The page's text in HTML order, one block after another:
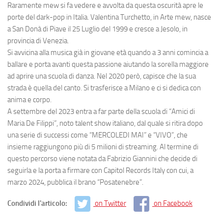
Raramente mew si fa vedere e avvolta da questa oscurità apre le
porte del dark-pop in Italia. Valentina Turchetto, in Arte mew, nasce
a San Donà di Piave il 25 Luglio del 1999 e cresce a Jesolo, in
provincia di Venezia.
Si avvicina alla musica già in giovane età quando a 3 anni comincia a
ballare e porta avanti questa passione aiutando la sorella maggiore
ad aprire una scuola di danza. Nel 2020 però, capisce che la sua
strada è quella del canto. Si trasferisce a Milano e ci si dedica con
anima e corpo.
A settembre del 2023 entra a far parte della scuola di “Amici di
Maria De Filippi”, noto talent show italiano, dal quale si ritira dopo
una serie di successi come “MERCOLEDI MAI” e “VIVO”, che
insieme raggiungono più di 5 milioni di streaming. Al termine di
questo percorso viene notata da Fabrizio Giannini che decide di
seguirla e la porta a firmare con Capitol Records Italy con cui, a
marzo 2024, pubblica il brano “Posatenebre”.
Condividi l'articolo: on Twitter on Facebook